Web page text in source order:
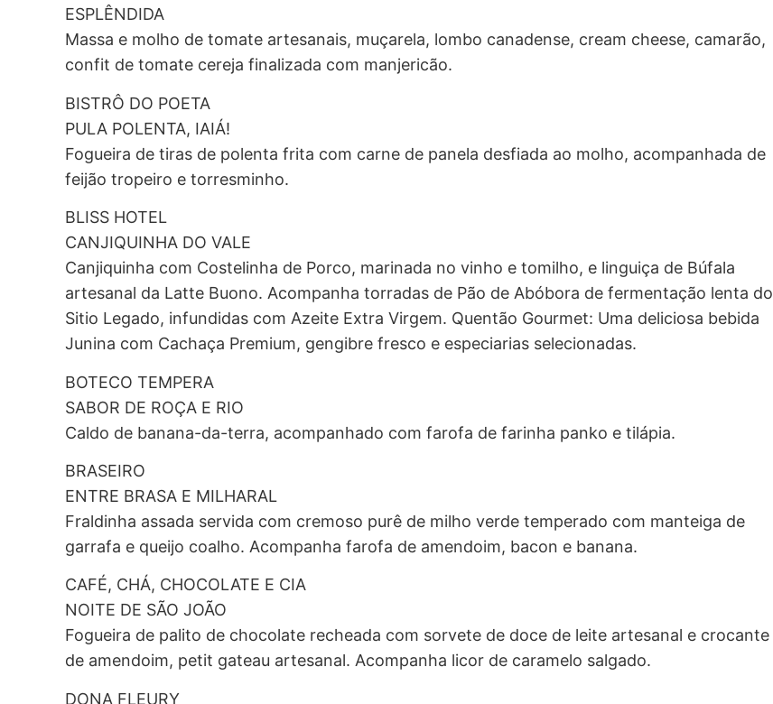
ESPLÊNDIDA
Massa e molho de tomate artesanais, muçarela, lombo canadense, cream cheese, camarão,
confit de tomate cereja finalizada com manjericão.
BISTRÔ DO POETA
PULA POLENTA, IAIÁ!
Fogueira de tiras de polenta frita com carne de panela desfiada ao molho, acompanhada de
feijão tropeiro e torresminho.
BLISS HOTEL
CANJIQUINHA DO VALE
Canjiquinha com Costelinha de Porco, marinada no vinho e tomilho, e linguiça de Búfala
artesanal da Latte Buono. Acompanha torradas de Pão de Abóbora de fermentação lenta do
Sitio Legado, infundidas com Azeite Extra Virgem. Quentão Gourmet: Uma deliciosa bebida
Junina com Cachaça Premium, gengibre fresco e especiarias selecionadas.
BOTECO TEMPERA
SABOR DE ROÇA E RIO
Caldo de banana-da-terra, acompanhado com farofa de farinha panko e tilápia.
BRASEIRO
ENTRE BRASA E MILHARAL
Fraldinha assada servida com cremoso purê de milho verde temperado com manteiga de
garrafa e queijo coalho. Acompanha farofa de amendoim, bacon e banana.
CAFÉ, CHÁ, CHOCOLATE E CIA
NOITE DE SÃO JOÃO
Fogueira de palito de chocolate recheada com sorvete de doce de leite artesanal e crocante
de amendoim, petit gateau artesanal. Acompanha licor de caramelo salgado.
DONA FLEURY